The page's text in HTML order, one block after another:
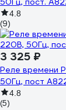
4.8
(9)
3 325 ₽
Реле времени
50Гц, пост
4.8
(5)